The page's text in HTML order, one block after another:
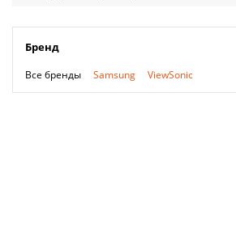
Бренд
Все бренды Samsung ViewSonic